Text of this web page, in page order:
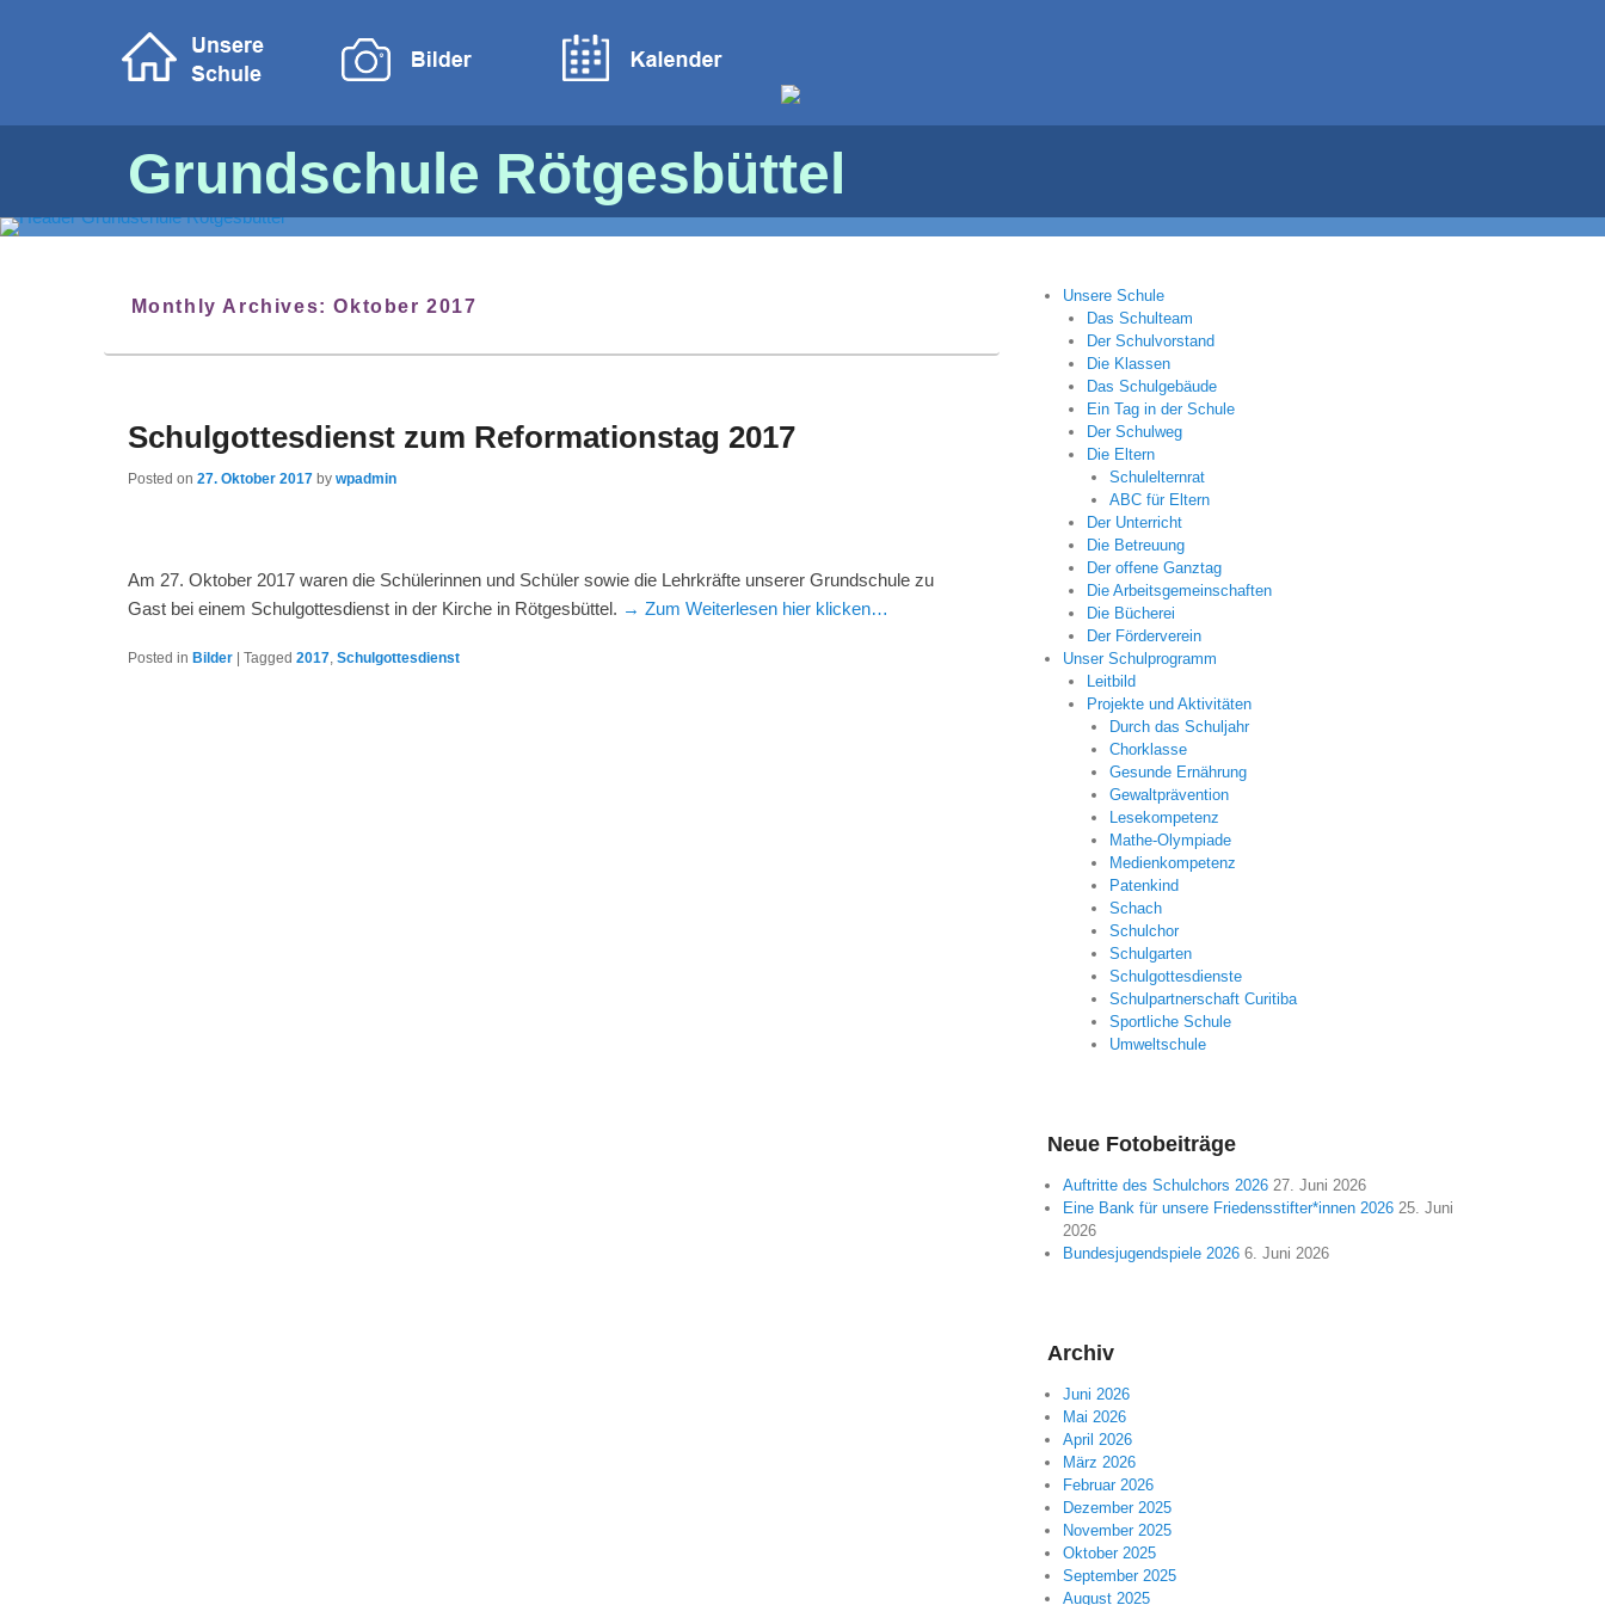
Grundschule Rötgesbüttel
Monthly Archives:Oktober 2017
Schulgottesdienst zum Reformationstag 2017
Posted on 27. Oktober 2017 by wpadmin
Am 27. Oktober 2017 waren die Schülerinnen und Schüler sowie die Lehrkräfte unserer Grundschule zu
Gast bei einem Schulgottesdienst in der Kirche in Rötgesbüttel. → Zum Weiterlesen hier klicken…
Posted in Bilder | Tagged 2017 Schulgottesdienst
Unsere Schule
Das Schulteam
Der Schulvorstand
Die Klassen
Das Schulgebäude
Ein Tag in der Schule
Der Schulweg
Die Eltern
Schulelternrat
ABC für Eltern
Der Unterricht
Die Betreuung
Der offene Ganztag
Die Arbeitsgemeinschaften
Die Bücherei
Der Förderverein
Unser Schulprogramm
Leitbild
Projekte und Aktivitäten
Durch das Schuljahr
Chorklasse
Gesunde Ernährung
Gewaltprävention
Lesekompetenz
Mathe-Olympiade
Medienkompetenz
Patenkind
Schach
Schulchor
Schulgarten
Schulgottesdienste
Schulpartnerschaft Curitiba
Sportliche Schule
Umweltschule
Neue Fotobeiträge
Auftritte des Schulchors 2026 27. Juni 2026
Eine Bank für unsere Friedensstifter*innen 2026 25. Juni
2026
Bundesjugendspiele 2026 6. Juni 2026
Archiv
Juni 2026
Mai 2026
April 2026
März 2026
Februar 2026
Dezember 2025
November 2025
Oktober 2025
September 2025
August 2025